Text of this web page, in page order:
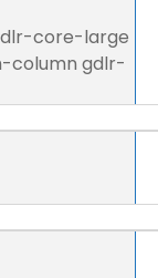
core-large
gdlr-